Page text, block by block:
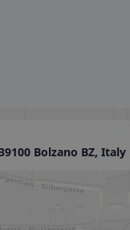
Bolzano BZ, Italy